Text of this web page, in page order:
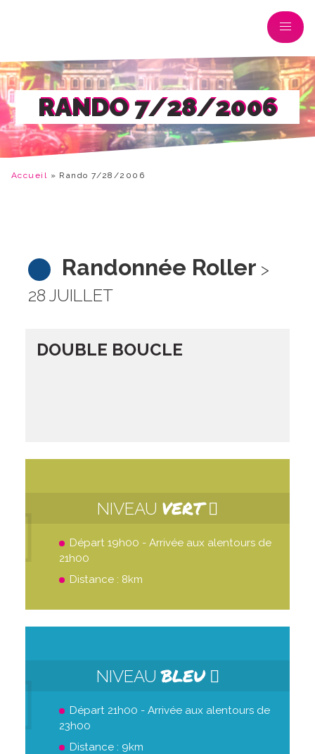
RANDO 7/28/2006
Accueil » Rando 7/28/2006
Randonnée Roller >
28 JUILLET
DOUBLE BOUCLE
NIVEAU VERT
Départ 19h00 - Arrivée aux alentours de
21h00
Distance : 8km
NIVEAUBLEU
Départ 21h00 - Arrivée aux alentours de
23h00
Distance : 9km